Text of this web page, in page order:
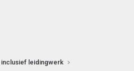
inclusief leidingwerk